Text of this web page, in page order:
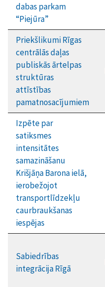
dabas parkam
“Piejūra”
Priekšlikumi Rīgas
centrālās daļas
publiskās ārtelpas
struktūras
attīstības
pamatnosacījumiem
Izpēte par
satiksmes
intensitātes
samazināšanu
Krišjāņa Barona ielā,
ierobežojot
transportlīdzekļu
caurbraukšanas
iespējas
Sabiedrības
integrācija Rīgā